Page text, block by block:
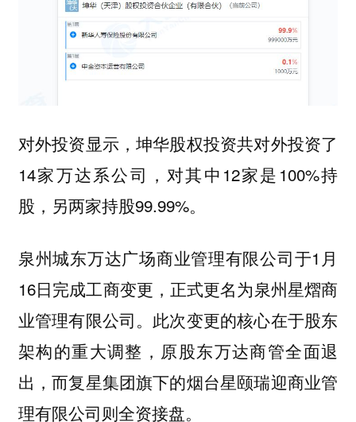
对外投资显示，坤华股权投资共对外投资了
14家万达系公司，对其中12家是100%持
股，另两家持股99.99%。
泉州城东万达广场商业管理有限公司于1月
16日完成工商变更，正式更名为泉州星熠商
业管理有限公司。此次变更的核心在于股东
架构的重大调整，原股东万达商管全面退
出，而复星集团旗下的烟台星颐瑞迎商业管
理有限公司则全资接盘。